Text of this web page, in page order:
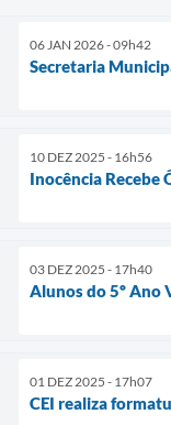
06 JAN 2026 - 09h42
Secretaria
10 DEZ 2025 - 16h56
Inocência Recebe
03 DEZ 2025 - 17h40
Alunos do 5º Ano
01 DEZ 2025 - 17h07
CEI realiza